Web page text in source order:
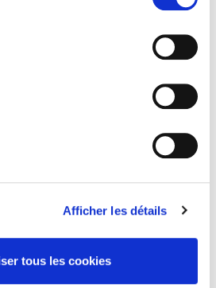
Afficher les détails
tous les cookies
générale du 17 mars: la